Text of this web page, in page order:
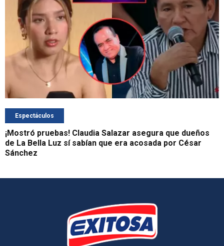
Espectáculos
¡Mostró pruebas! Claudia Salazar asegura que dueños
de La Bella Luz sí sabían que era acosada por César
Sánchez